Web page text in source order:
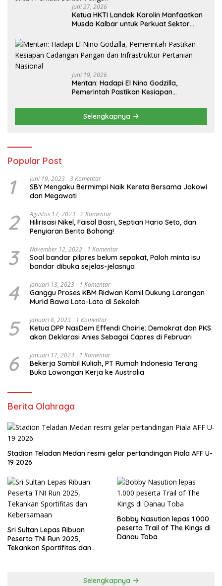
Juni 27, 2026
Ketua HKTI Landak Karolin Manfaatkan
Musda Kalbar untuk Perkuat Sektor
Juni 19, 2026
Mentan: Hadapi El Nino Godzilla,
Pemerintah Pastikan Kesiapan
Pertanian Nasional
Selengkapnya
Popular Post
1 Juni 19, 2023 3 Komentar
SBY Mengaku Bermimpi Naik Kereta Bersama Jokowi
dan Megawati
2 Agustus 17, 2023 2 Komentar
Hilirisasi Nikel, Faisal Basri, Septian Hario Seto, dan
Penyiaran Berita Bohong!
3 November 12, 2022 1 Komentar
Soal bandar pilpres belum sepakat, Paloh minta isu
bandar dibuka sejelas-jelasnya
4 Januari 13, 2023 1 Komentar
Ganggu Proses KBM Ridwan Kamil Dukung Larangan
Murid Bawa Lato-Lato di Sekolah
5 Januari 8, 2023 1 Komentar
Ketua DPP NasDem Effendi Choirie: Demokrat dan PKS
akan Deklarasi Anies Sebagai Capres di Februari
6 Januari 17, 2023 1 Komentar
Bekerja Sambil Kuliah, PT Rumah Indonesia Terang
Buka Lowongan Kerja ke Australia
Berita Olahraga
Stadion Teladan Medan resmi gelar pertandingan Piala AFF U-
19 2026
Sri Sultan Lepas Ribuan
Peserta TNI Run 2025,
Tekankan Sportifitas dan
Bobby Nasution lepas 1.000
peserta Trail of The Kings di
Danau Toba
Selengkapnya